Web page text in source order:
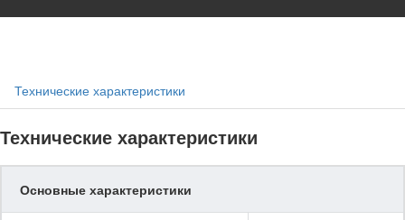
Технические характеристики
Технические характеристики
Основные характеристики